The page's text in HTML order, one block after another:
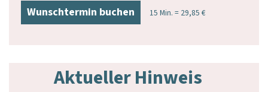
Wunschtermin buchen 15 Min. = 29,85 €
Aktueller Hinweis